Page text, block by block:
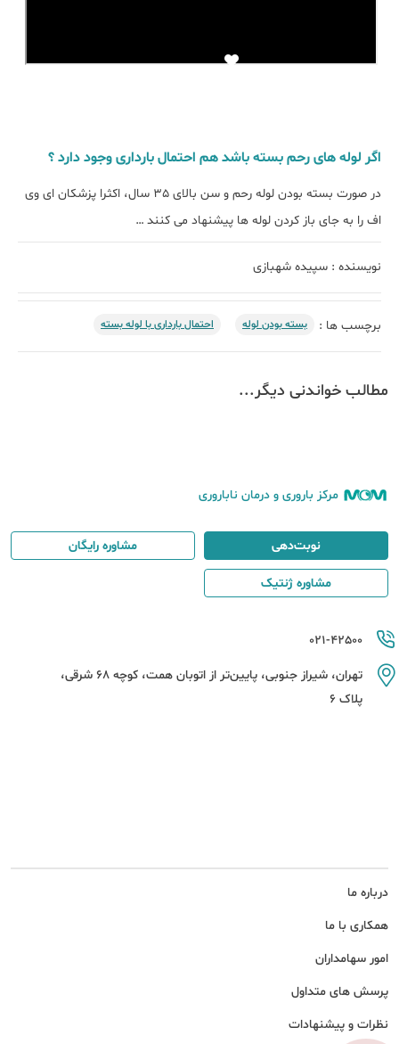
اگر لوله های رحم بسته باشد هم احتمال بارداری وجود دارد ؟
در صورت بسته بودن لوله رحم و سن بالای 35 سال، اکثرا پزشکان ای وی
اف را به جای باز کردن لوله ها پیشنهاد می کنند …
نویسنده : سپیده شهبازی
برچسب ها : بسته بودن لوله احتمال بارداری با لوله بسته
مطالب خواندنی دیگر...
مرکز باروری و درمان ناباروری
درباره ما
همکاری با ما
امور سهامداران
پرسش های متداول
نظرات و پیشنهادات
021-42500
تهران، شیراز جنوبی، پایین‌تر از اتوبان همت، کوچه 68 شرقی،
پلاک 6
نوبت‌دهی مشاوره رایگان
مشاوره ژنتیک